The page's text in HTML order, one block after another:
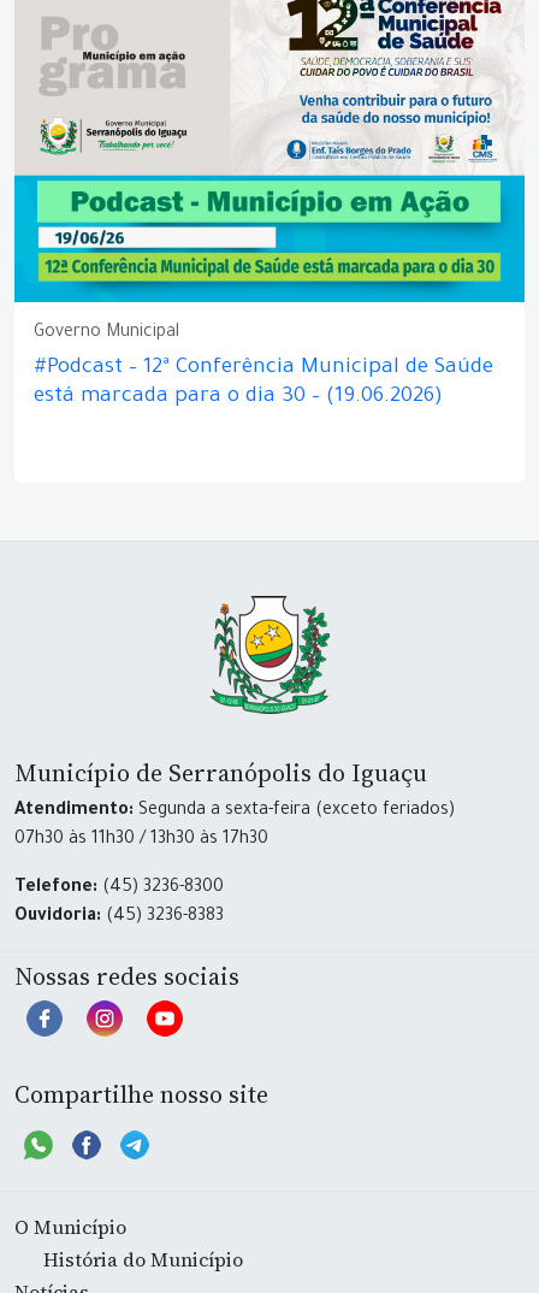
Governo Municipal
#Podcast – 12ª Conferência Municipal de Saúde
está marcada para o dia 30 – (19.06.2026)
Município de Serranópolis do Iguaçu
Atendimento: Segunda a sexta-feira (exceto feriados)
07h30 às 11h30 / 13h30 às 17h30
Telefone: (45) 3236-8300
Ouvidoria: (45) 3236-8383
Nossas redes sociais
Compartilhe nosso site
O Município
História do Município